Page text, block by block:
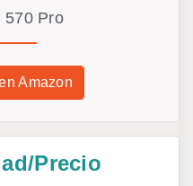
570 Pro
Amazon
Precio